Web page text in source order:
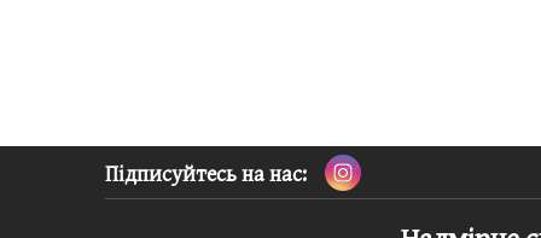
Підписуйтесь на нас: